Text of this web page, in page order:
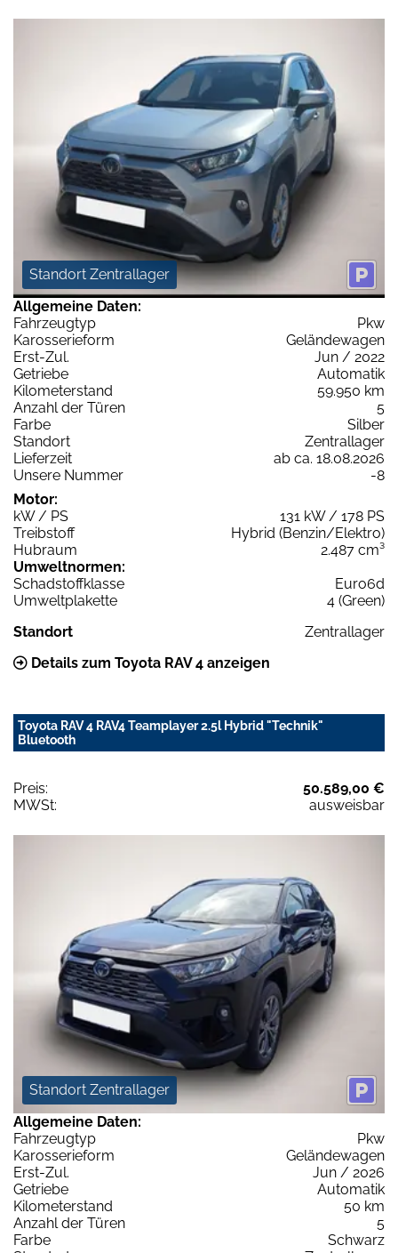
Standort Zentrallager
Allgemeine Daten:
Fahrzeugtyp
Pkw
Karosserieform
Geländewagen
Erst-Zul.
Jun / 2022
Getriebe
Automatik
Kilometerstand
59.950 km
Anzahl der Türen
5
Farbe
Silber
Standort
Zentrallager
Lieferzeit
ab ca. 18.08.2026
Unsere Nummer
-8
Motor:
kW / PS
131 kW / 178 PS
Treibstoff
Hybrid (Benzin/Elektro)
Hubraum
2.487 cm³
Umweltnormen:
Schadstoffklasse
Euro6d
Umweltplakette
4 (Green)
Standort
Zentrallager
Details zum Toyota RAV 4 anzeigen
Toyota RAV 4 RAV4 Teamplayer 2.5l Hybrid "Technik"
Bluetooth
Preis:
50.589,00 €
MWSt:
ausweisbar
Standort Zentrallager
Allgemeine Daten:
Fahrzeugtyp
Pkw
Karosserieform
Geländewagen
Erst-Zul.
Jun / 2026
Getriebe
Automatik
Kilometerstand
50 km
Anzahl der Türen
5
Farbe
Schwarz